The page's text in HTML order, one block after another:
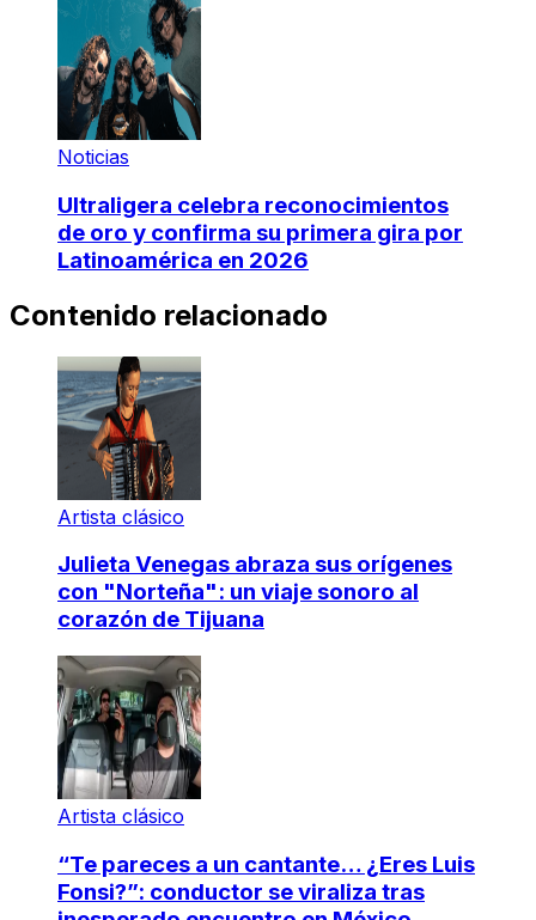
Noticias
Ultraligera celebra reconocimientos
de oro y confirma su primera gira por
Latinoamérica en 2026
Contenido relacionado
Artista clásico
Julieta Venegas abraza sus orígenes
con "Norteña": un viaje sonoro al
corazón de Tijuana
Artista clásico
“Te pareces a un cantante… ¿Eres Luis
Fonsi?”: conductor se viraliza tras